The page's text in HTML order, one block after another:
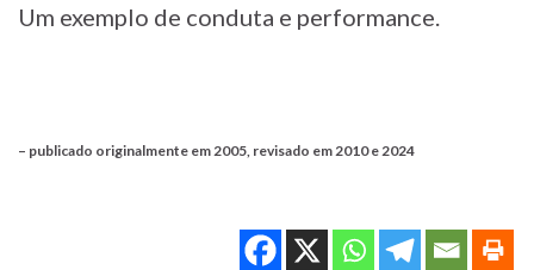
Um exemplo de conduta e performance.
– publicado originalmente em 2005, revisado em 2010 e 2024